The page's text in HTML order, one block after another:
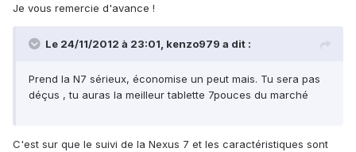
Je vous remercie d'avance !
Le 24/11/2012 à 23:01, kenzo979 a dit :
Prend la N7 sérieux, économise un peut mais. Tu sera pas
déçus , tu auras la meilleur tablette 7pouces du marché
C'est sur que le suivi de la Nexus 7 et les caractéristiques sont